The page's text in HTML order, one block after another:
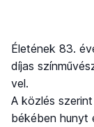
Életének 83.
díjas
vel.
A közlés
békében hunyt